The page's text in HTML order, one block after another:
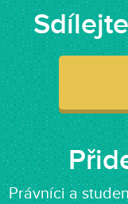
Právníci a